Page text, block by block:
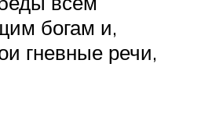
богам и,
гневные речи,